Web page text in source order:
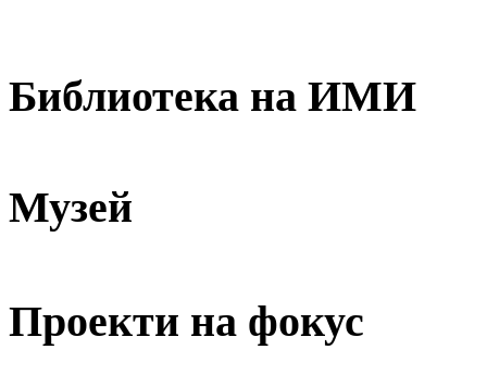
Библиотека на ИМИ
Музей
Проекти на фокус